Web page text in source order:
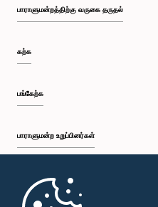
பாராளுமன்றத்திற்கு வருகை தருதல்
கற்க
பங்கேற்க
பாராளுமன்ற உறுப்பினர்கள்
முதற்பக்கம்